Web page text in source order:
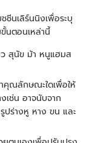
นเลิร์นนิงเพื่อระบุ
นตอนเหล่านี้
สุนัข ม้า หนูแฮมส
คุณลักษณะใดเพื่อให้
เช่น อาจนับจาก
ปร่างหู หาง ขน และ